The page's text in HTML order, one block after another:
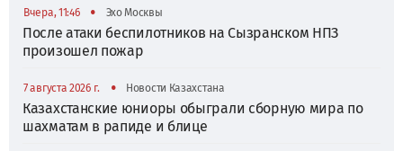
Вчера, 11:46 • Эхо Москвы
После атаки беспилотников на Сызранском НПЗ
произошел пожар
7 августа 2026 г. • Новости Казахстана
Казахстанские юниоры обыграли сборную мира по
шахматам в рапиде и блице